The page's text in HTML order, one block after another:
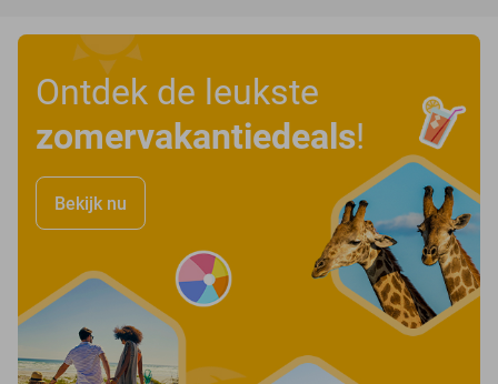
Ontdek de leukste
zomervakantiedeals!
Bekijk nu